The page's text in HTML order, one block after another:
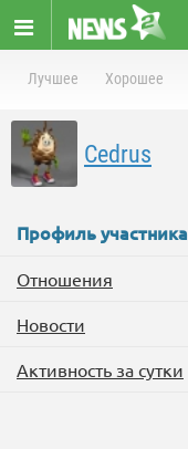
Лучшее Хорошее
Cedrus
Профиль участника
Отношения
Новости
Активность за сутки